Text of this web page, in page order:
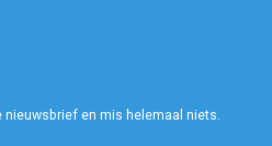
en mis helemaal niets.